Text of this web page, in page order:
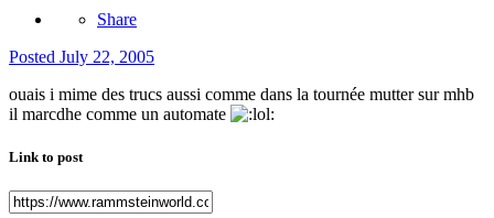
Share
Posted July 22, 2005
ouais i mime des trucs aussi comme dans la tournée mutter sur mhb
il marcdhe comme un automate
Link to post